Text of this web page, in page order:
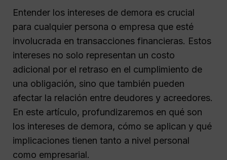
Entender los intereses de demora es crucial
para cualquier persona o empresa que esté
involucrada en transacciones financieras. Estos
intereses no solo representan un costo
adicional por el retraso en el cumplimiento de
una obligación, sino que también pueden
afectar la relación entre deudores y acreedores.
En este artículo, profundizaremos en qué son
los intereses de demora, cómo se aplican y qué
implicaciones tienen tanto a nivel personal
como empresarial.